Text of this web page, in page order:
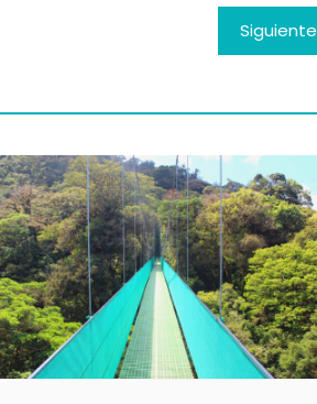
Siguiente